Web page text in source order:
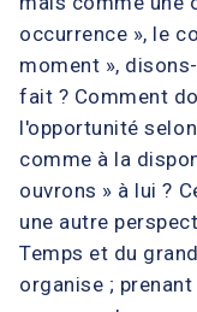
occurrence », le
moment »,
fait ? Comment
l'opportunité
comme à la
ouvrons » à lui ?
une autre
Temps et du
organise ;